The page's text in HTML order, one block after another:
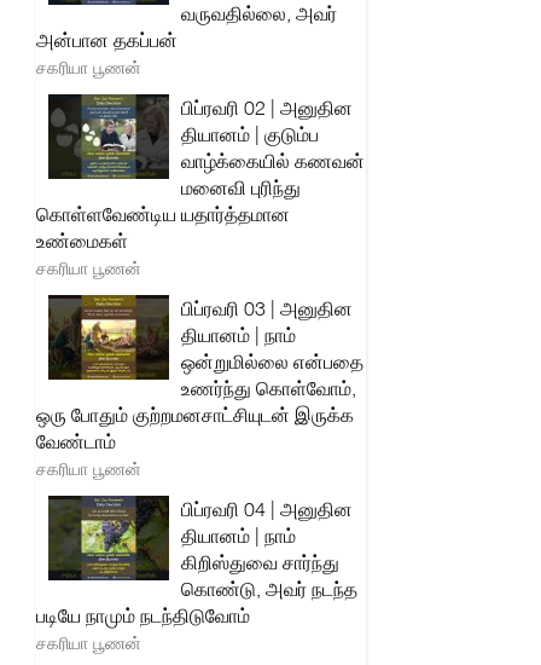
வருவதில்லை, அவர்
அன்பான தகப்பன்
சகரியா பூணன்
பிப்ரவரி 02 | அனுதின
தியானம் | குடும்ப
வாழ்க்கையில் கணவன்
மனைவி புரிந்து
கொள்ளவேண்டிய யதார்த்தமான
உண்மைகள்
சகரியா பூணன்
பிப்ரவரி 03 | அனுதின
தியானம் | நாம்
ஒன்றுமில்லை என்பதை
உணர்ந்து கொள்வோம்,
ஒரு போதும் குற்றமனசாட்சியுடன் இருக்க
வேண்டாம்
சகரியா பூணன்
பிப்ரவரி 04 | அனுதின
தியானம் | நாம்
கிறிஸ்துவை சார்ந்து
கொண்டு, அவர் நடந்த
படியே நாமும் நடந்திடுவோம்
சகரியா பூணன்